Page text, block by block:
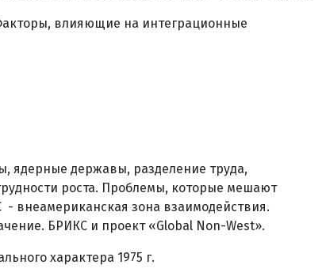
влияющие на интеграционные
ядерные державы, разделение труда,
роста. Проблемы, которые мешают
- внеамериканская зона взаимодействия.
БРИКС и проект «Global Non-West».
характера 1975 г.